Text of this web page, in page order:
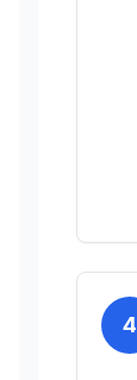
4